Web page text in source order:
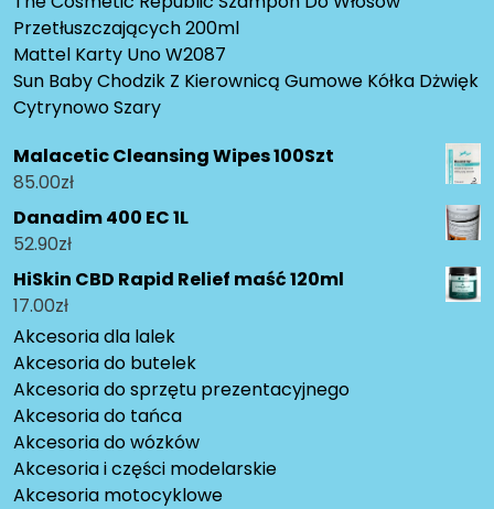
Przetłuszczających 200ml
Mattel Karty Uno W2087
Sun Baby Chodzik Z Kierownicą Gumowe Kółka Dżwięk
Cytrynowo Szary
Malacetic Cleansing Wipes 100Szt
85.00zł
Danadim 400 EC 1L
52.90zł
HiSkin CBD Rapid Relief maść 120ml
17.00zł
Akcesoria dla lalek
Akcesoria do butelek
Akcesoria do sprzętu prezentacyjnego
Akcesoria do tańca
Akcesoria do wózków
Akcesoria i części modelarskie
Akcesoria motocyklowe